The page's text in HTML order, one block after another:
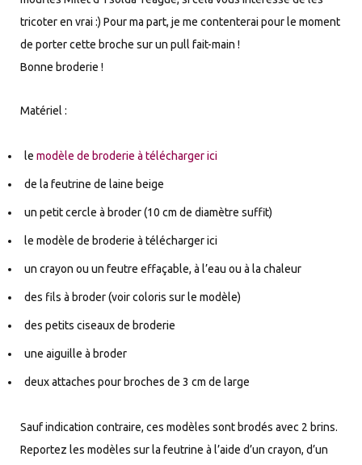
tricoter en vrai :) Pour ma part, je me contenterai pour le moment
de porter cette broche sur un pull fait-main !
Bonne broderie !
Matériel :
le modèle de broderie à télécharger ici
de la feutrine de laine beige
un petit cercle à broder (10 cm de diamètre suffit)
le modèle de broderie à télécharger ici
un crayon ou un feutre effaçable, à l’eau ou à la chaleur
des fils à broder (voir coloris sur le modèle)
des petits ciseaux de broderie
une aiguille à broder
deux attaches pour broches de 3 cm de large
Sauf indication contraire, ces modèles sont brodés avec 2 brins.
Reportez les modèles sur la feutrine à l’aide d’un crayon, d’un